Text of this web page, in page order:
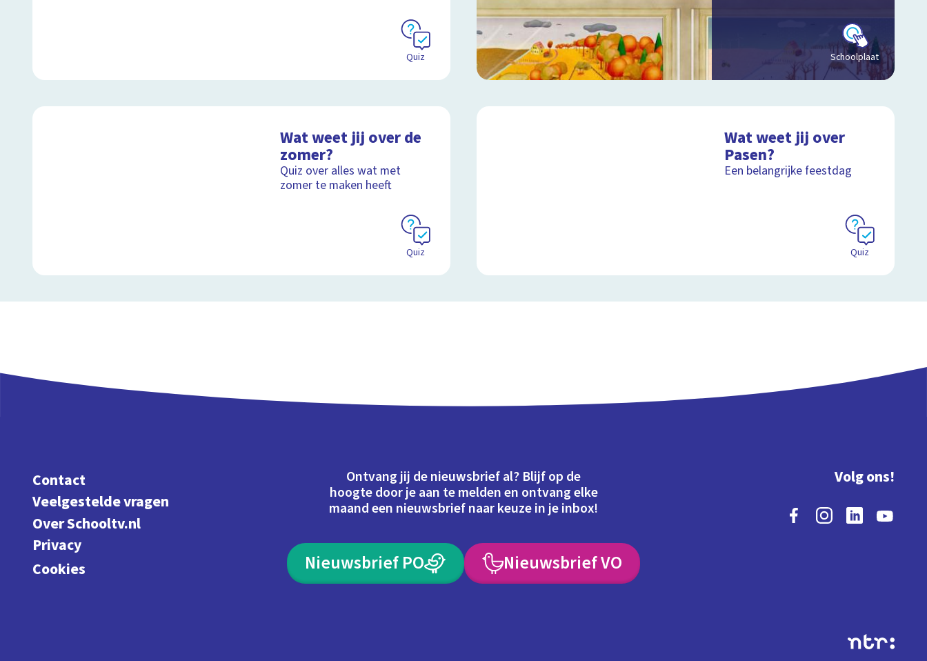
Quiz Schoolplaat
Wat weet jij over de
zomer?
Quiz over alles wat met
zomer te maken heeft
Quiz
Wat weet jij over
Pasen?
Een belangrijke feestdag
Quiz
Contact
Veelgestelde vragen
Over Schooltv.nl
Privacy
Cookies
Ontvang jij de nieuwsbrief al? Blijf op de
hoogte door je aan te melden en ontvang elke
maand een nieuwsbrief naar keuze in je inbox!
Nieuwsbrief PO Nieuwsbrief VO
Volg ons!